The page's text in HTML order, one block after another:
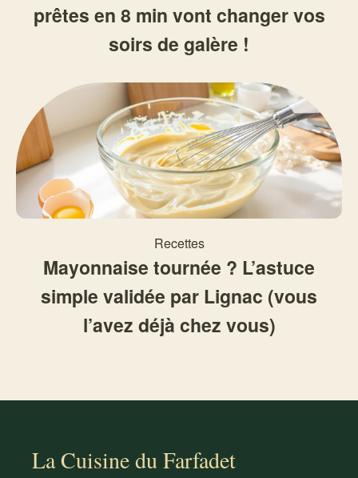
prêtes en 8 min vont changer vos
soirs de galère !
Recettes
Mayonnaise tournée ? L’astuce
simple validée par Lignac (vous
l’avez déjà chez vous)
La Cuisine du Farfadet